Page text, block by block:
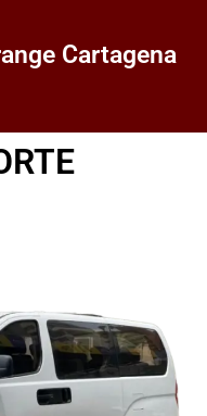
Cartagena